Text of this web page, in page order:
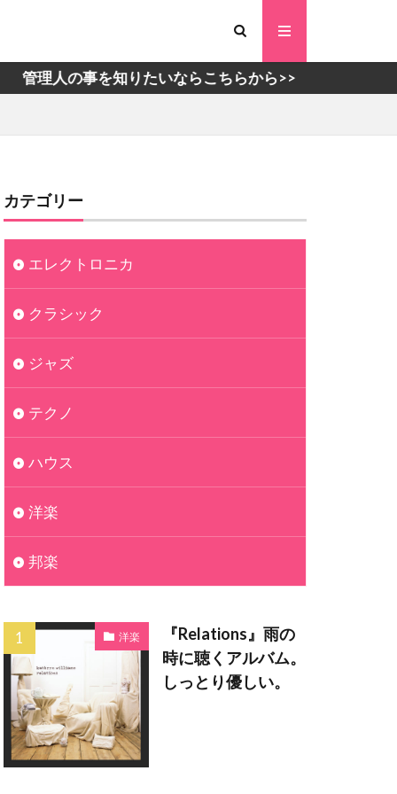
人の事を知りたいならこちらから>>
カテゴリー
エレクトロニカ
クラシック
ジャズ
テクノ
ハウス
洋楽
邦楽
洋楽
『Relations』雨の
時に聴くアルバム。
しっとり優しい。